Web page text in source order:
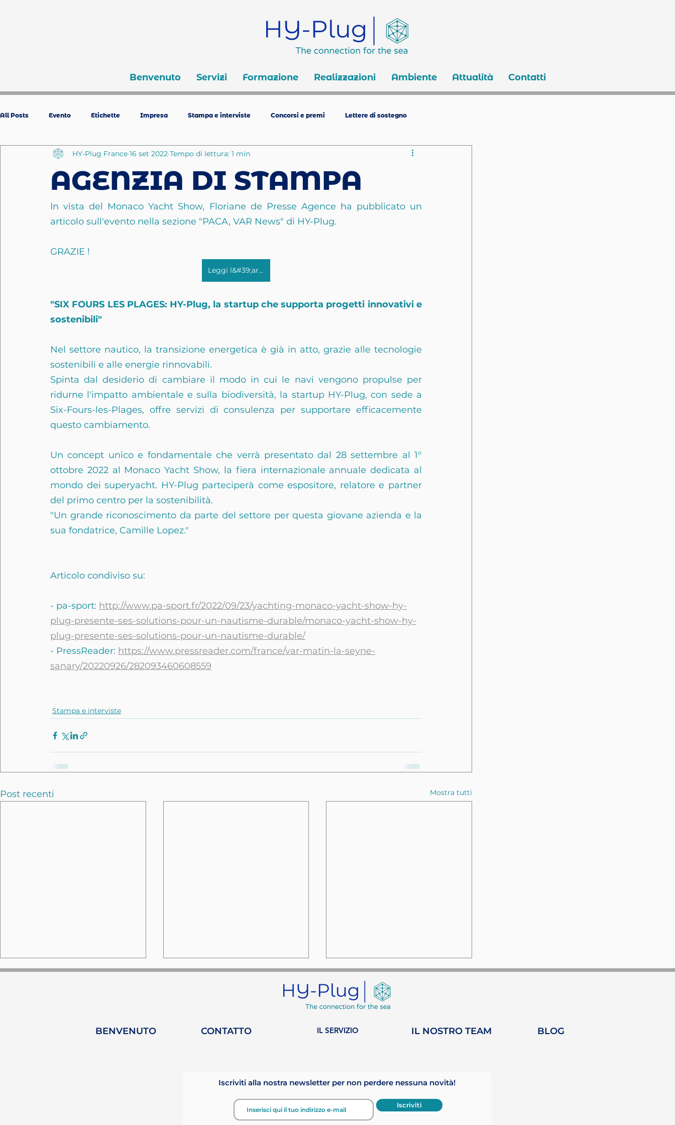
Benvenuto Servizi Formazione Realizzazioni Ambiente Attualità Contatti
All Posts Evento Etichette Impresa Stampa e interviste Concorsi e premi Lettere di sostegno
AGENZIA DI STAMPA
HY-Plug France 16 set 2022 Tempo di lettura: 1 min
In vista del Monaco Yacht Show, Floriane de Presse Agence ha pubblicato un
articolo sull'evento nella sezione "PACA, VAR News" di HY-Plug.
GRAZIE !
Leggi l&#39;articolo
"SIX FOURS LES PLAGES: HY-Plug, la startup che supporta progetti innovativi e
sostenibili"
Nel settore nautico, la transizione energetica è già in atto, grazie alle tecnologie
sostenibili e alle energie rinnovabili.
Spinta dal desiderio di cambiare il modo in cui le navi vengono propulse per
ridurne l'impatto ambientale e sulla biodiversità, la startup HY-Plug, con sede a
Six-Fours-les-Plages, offre servizi di consulenza per supportare efficacemente
questo cambiamento.
Un concept unico e fondamentale che verrà presentato dal 28 settembre al 1°
ottobre 2022 al Monaco Yacht Show, la fiera internazionale annuale dedicata al
mondo dei superyacht. HY-Plug parteciperà come espositore, relatore e partner
del primo centro per la sostenibilità.
"Un grande riconoscimento da parte del settore per questa giovane azienda e la
sua fondatrice, Camille Lopez."
Articolo condiviso su:
- pa-sport: http://www.pa-sport.fr/2022/09/23/yachting-monaco-yacht-show-hy-
plug-presente-ses-solutions-pour-un-nautisme-durable/monaco-yacht-show-hy-
plug-presente-ses-solutions-pour-un-nautisme-durable/
- PressReader: https://www.pressreader.com/france/var-matin-la-seyne-
sanary/20220926/282093460608559
Stampa e interviste
Post recenti Mostra tutti
business e filosofia di
degli oceani nel 2025
BENVENUTO CONTATTO IL SERVIZIO IL NOSTRO TEAM BLOG
Iscriviti alla nostra newsletter per non perdere nessuna novità!
Iscriviti